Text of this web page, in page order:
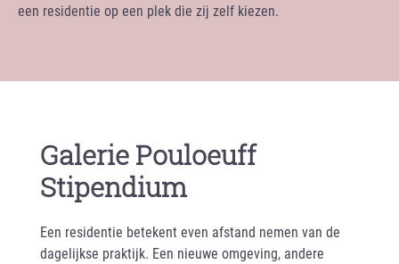
een residentie op een plek die zij zelf kiezen.
Galerie Pouloeuff
Stipendium
Een residentie betekent even afstand nemen van de
dagelijkse praktijk. Een nieuwe omgeving, andere